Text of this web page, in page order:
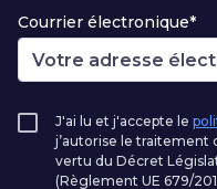
Courrier électronique*
J'ai lu et j'accepte le
j’autorise le traitement
vertu du Décret
(Règlement UE 679/